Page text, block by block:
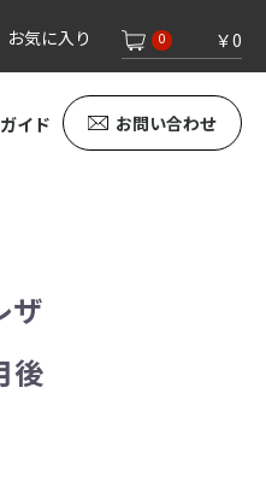
お気に入り 0 ￥0
イド お問い合わせ
ザ
後